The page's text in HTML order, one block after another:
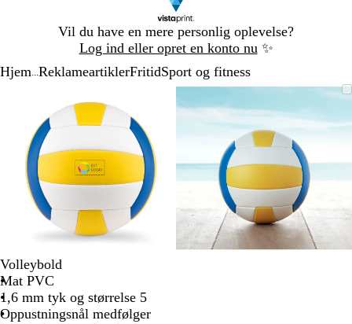
Vil du have en mere personlig oplevelse?
Log ind eller opret en konto nu ✨
1
Hjem ReklameartiklerFritidSport og fitness
billede
til
minimum
for
at
tasterne
plus
minus
til
at
piletasterne
Zoombart
Zoomet
minimum
Klik
at
udvide
Brug
plus
og
minus
til
at
zoome
og
piletasterne
til
Volleybold
Mat PVC
1,6 mm tyk og størrelse 5
Oppustningsnål medfølger